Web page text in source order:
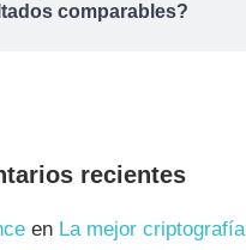
comparables?
recientes
en La mejor criptografía